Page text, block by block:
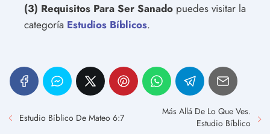
(3) Requisitos Para Ser Sanado puedes visitar la
categoría Estudios Bíblicos.
Estudio Bíblico De Mateo 6:7
Más Allá De Lo Que Ves.
Estudio Bíblico